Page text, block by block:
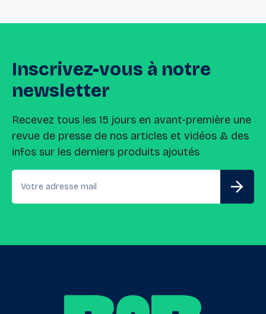
Inscrivez-vous à notre
newsletter
Recevez tous les 15 jours en avant-première une
revue de presse de nos articles et vidéos & des
infos sur les derniers produits ajoutés